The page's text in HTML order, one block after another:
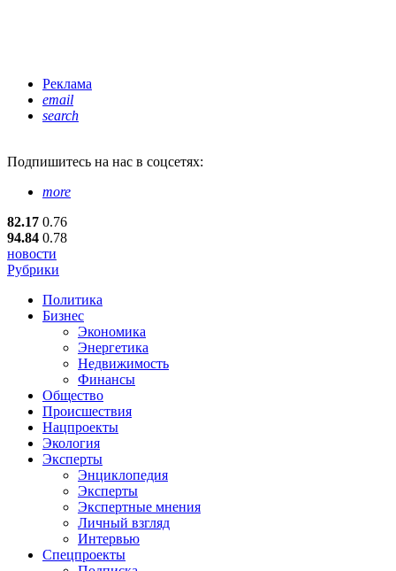
Реклама
email
search
Подпишитесь на нас в соцсетях:
more
82.17 0.76
94.84 0.78
новости
Рубрики
Политика
Бизнес
Экономика
Энергетика
Недвижимость
Финансы
Общество
Происшествия
Нацпроекты
Экология
Эксперты
Энциклопедия
Эксперты
Экспертные мнения
Личный взгляд
Интервью
Спецпроекты